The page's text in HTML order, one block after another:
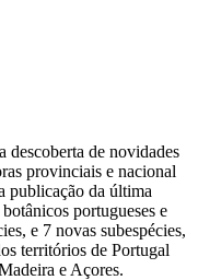
descoberta de novidades
provinciais e nacional
publicação da última
portugueses e
e 7 novas subespécies,
territórios de Portugal
e Açores.